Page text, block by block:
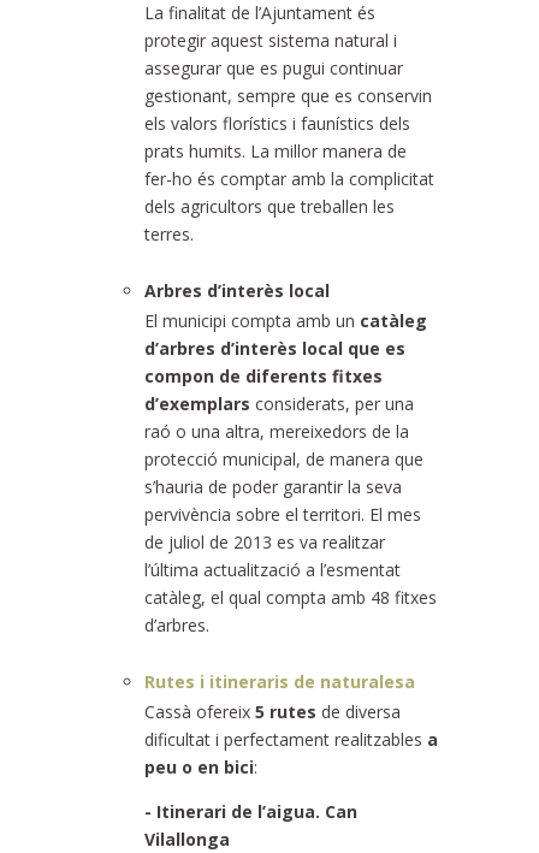
La finalitat de l’Ajuntament és
protegir aquest sistema natural i
assegurar que es pugui continuar
gestionant, sempre que es conservin
els valors florístics i faunístics dels
prats humits. La millor manera de
fer-ho és comptar amb la complicitat
dels agricultors que treballen les
terres.
Arbres d’interès local
El municipi compta amb un catàleg
d’arbres d’interès local que es
compon de diferents fitxes
d’exemplars considerats, per una
raó o una altra, mereixedors de la
protecció municipal, de manera que
s’hauria de poder garantir la seva
pervivència sobre el territori. El mes
de juliol de 2013 es va realitzar
l’última actualització a l’esmentat
catàleg, el qual compta amb 48 fitxes
d’arbres.
Rutes i itineraris de naturalesa
Cassà ofereix 5 rutes de diversa
dificultat i perfectament realitzables a
peu o en bici:
- Itinerari de l’aigua. Can
Vilallonga